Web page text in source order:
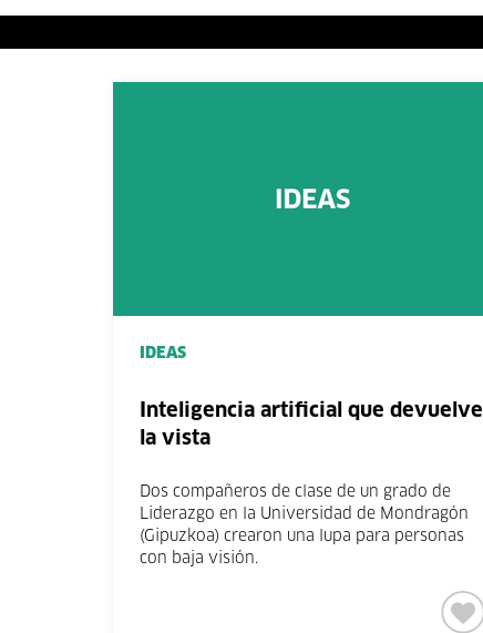
IDEAS
Inteligencia artificial que devuelve
la vista
Dos compañeros de clase de un grado de
Liderazgo en la Universidad de Mondragón
(Gipuzkoa) crearon una lupa para personas
con baja visión.